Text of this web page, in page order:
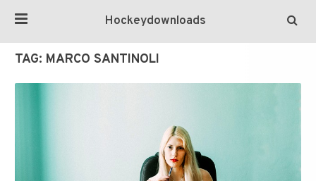
Hockeydownloads
TAG: MARCO SANTINOLI